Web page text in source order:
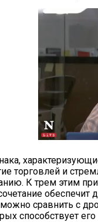
торговлей и
К трем этим
сравнить с
способствует